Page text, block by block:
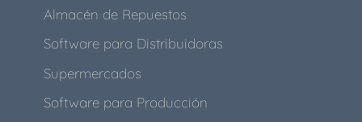
Almacén de Repuestos
Software para Distribuidoras
Supermercados
Software para Producción